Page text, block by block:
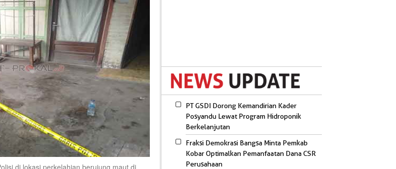
di lokasi perkelahian berujung maut di
PT GSDI Dorong Kemandirian Kader
Posyandu Lewat Program Hidroponik
Berkelanjutan
Fraksi Demokrasi Bangsa Minta Pemkab
Kobar Optimalkan Pemanfaatan Dana CSR
Perusahaan